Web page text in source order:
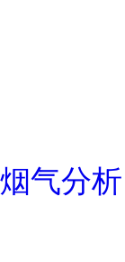
气分析